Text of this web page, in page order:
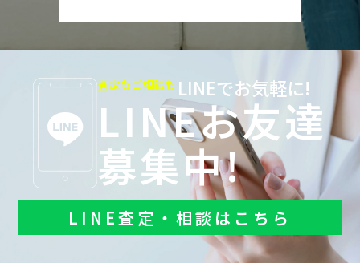
査定もご相談も LINEでお気軽に!
LINEお友達
募集中!
LINE査定・相談はこちら